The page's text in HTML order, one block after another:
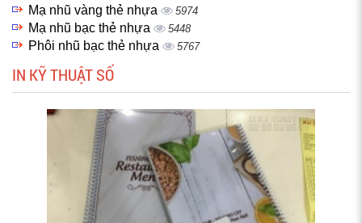
Mạ nhũ vàng thẻ nhựa 5974
Mạ nhũ bạc thẻ nhựa 5448
Phôi nhũ bạc thẻ nhựa 5767
IN KỸ THUẬT SỐ